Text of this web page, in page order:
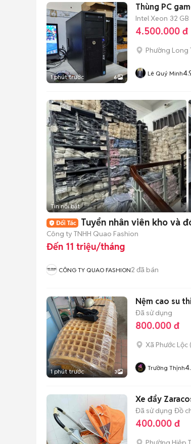
1 phút trước 6
Thùng PC
Intel Xeon 32 GB
4.500.000 đ
Phường Long
Lê Quý Minh
Tin nổi bật
Tuyển nhân viên kho và
Công ty TNHH Quao Fashion
Đến 11 triệu/tháng
CÔNG TY QUAO FASHION2 đã bán
1 phút trước 3
Nệm cao su
Đã sử dụng
800.000 đ
Xã Phước Lộc
Trường Thịnh
Xe đẩy
Đã sử dụng Đồ
400.000 đ